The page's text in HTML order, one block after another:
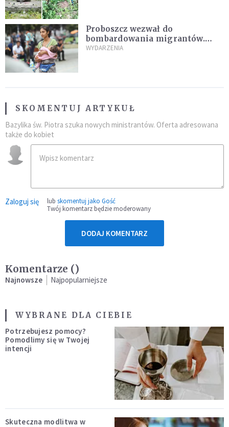
Proboszcz wezwał do
bombardowania migrantów.
"Masowy ogień przeciwko
WYDARZENIA
SKOMENTUJ ARTYKUŁ
Bazylika św. Piotra szuka nowych ministrantów. Oferta adresowana
także do kobiet
Zaloguj się lub skomentuj jako Gość
Twój komentarz będzie moderowany
DODAJ KOMENTARZ
Komentarze ()
Najnowsze Najpopularniejsze
WYBRANE DLA CIEBIE
Potrzebujesz pomocy?
Pomodlimy się w Twojej
intencji
Skuteczna modlitwa w